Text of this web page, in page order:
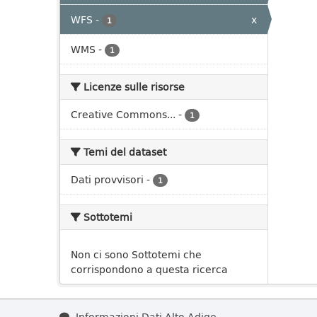
WFS - 1
x
WMS - 1
Licenze sulle risorse
Creative Commons... - 1
Temi del dataset
Dati provvisori - 1
Sottotemi
Non ci sono Sottotemi che
corrispondono a questa ricerca